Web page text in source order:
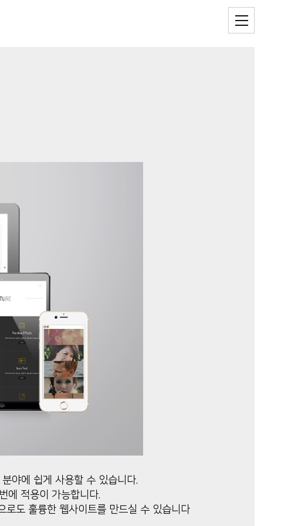
야에 쉽게 사용할 수 있습니다.
에 적용이 가능합니다.
도 훌륭한 웹사이트를 만드실 수 있습니다